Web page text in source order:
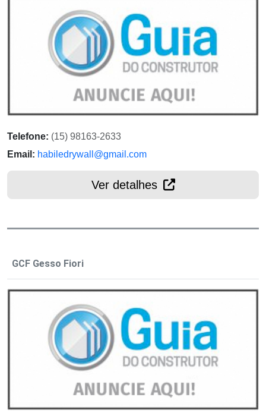
Telefone: (15) 98163-2633
Email: habiledrywall@gmail.com
Ver detalhes
GCF Gesso Fiori